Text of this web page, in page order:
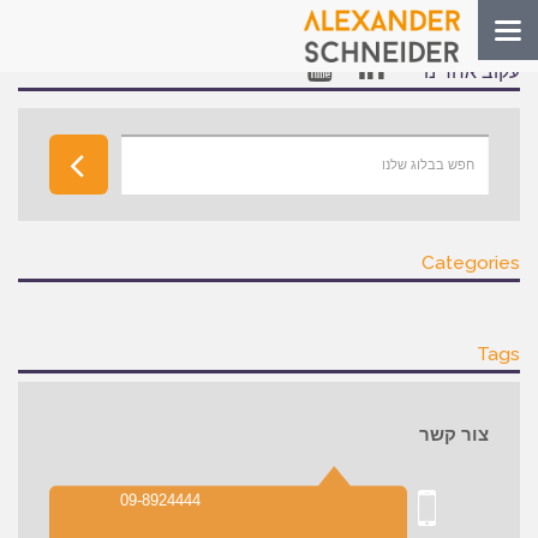
Toggle
navigation
עקוב אחרינו
Categories
Tags
צור קשר
09-8924444